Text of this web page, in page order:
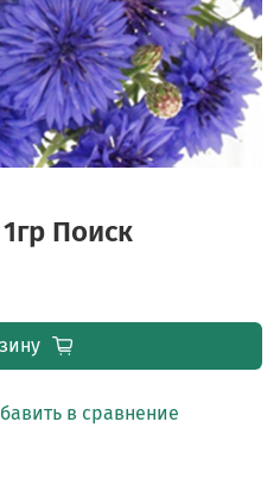
Поиск
в сравнение